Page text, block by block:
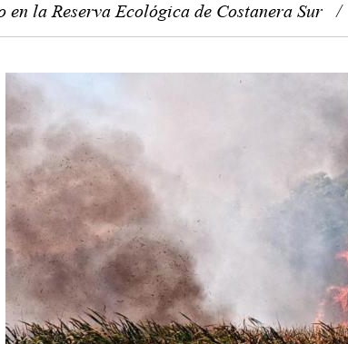
en la Reserva Ecológica de Costanera Sur /